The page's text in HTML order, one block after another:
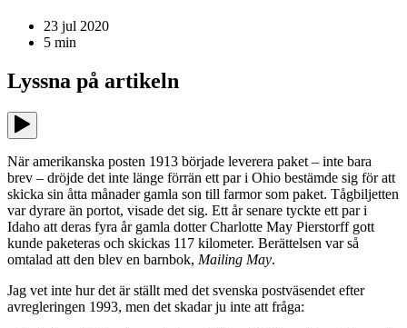
23 jul 2020
5 min
Lyssna på artikeln
När amerikanska posten 1913 började leverera paket – inte bara
brev – dröjde det inte länge förrän ett par i Ohio bestämde sig för att
skicka sin åtta månader gamla son till farmor som paket. Tågbiljetten
var dyrare än portot, visade det sig. Ett år senare tyckte ett par i
Idaho att deras fyra år gamla dotter Charlotte May Pierstorff gott
kunde paketeras och skickas 117 kilometer. Berättelsen var så
omtalad att den blev en barnbok, Mailing May.
Jag vet inte hur det är ställt med det svenska postväsendet efter
avregleringen 1993, men det skadar ju inte att fråga: